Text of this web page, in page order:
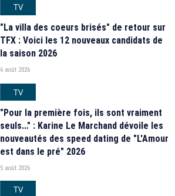
TV
"La villa des coeurs brisés" de retour sur
TFX : Voici les 12 nouveaux candidats de
la saison 2026
6 août 2026
TV
"Pour la première fois, ils sont vraiment
seuls…" : Karine Le Marchand dévoile les
nouveautés des speed dating de "L'Amour
est dans le pré" 2026
5 août 2026
TV